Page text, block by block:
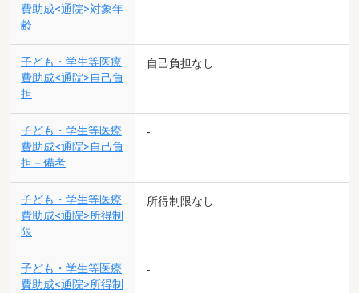
費助成<通院>対象年
齢
子ども・学生等医療
費助成<通院>自己負
担
自己負担なし
子ども・学生等医療
費助成<通院>自己負
担－備考
-
子ども・学生等医療
費助成<通院>所得制
限
所得制限なし
子ども・学生等医療
費助成<通院>所得制
-